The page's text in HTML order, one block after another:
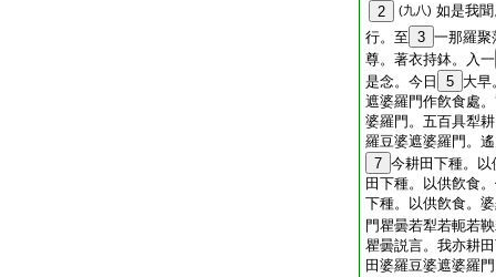
2
(九八) 如是我
行。至 3 一那羅聚
尊。著衣持鉢。入一
是念。今日
5 大早
遮婆羅門作飮食處
婆羅門。五百具犁
羅豆婆遮婆羅門。
7 今耕田下種。
田下種。以供飮食
下種。以供飮食。
門瞿曇若犁若軛若
瞿曇説言。我亦耕
田婆羅豆婆遮婆羅